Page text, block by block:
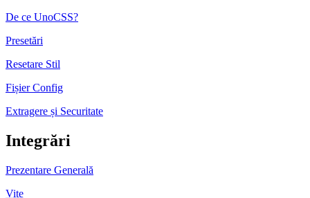
De ce UnoCSS?
Presetări
Resetare Stil
Fișier Config
Extragere și Securitate
Integrări
Prezentare Generală
Vite